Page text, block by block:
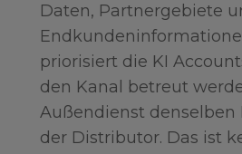
Daten, Partnergebiete
priorisiert die KI
den Kanal betreut
Außendienst denselben
der Distributor. Das ist